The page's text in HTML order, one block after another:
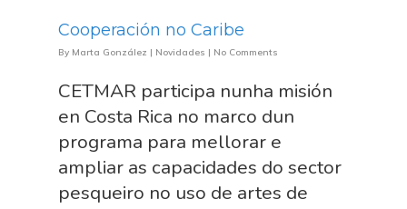
Cooperación no Caribe
By Marta González | Novidades | No Comments
CETMAR participa nunha misión
en Costa Rica no marco dun
programa para mellorar e
ampliar as capacidades do sector
pesqueiro no uso de artes de